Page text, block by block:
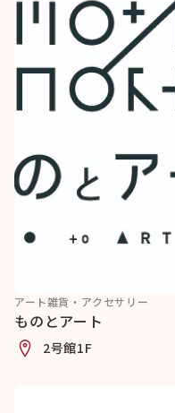
アート雑貨・アクセサリー
ものとアート
2号館1F